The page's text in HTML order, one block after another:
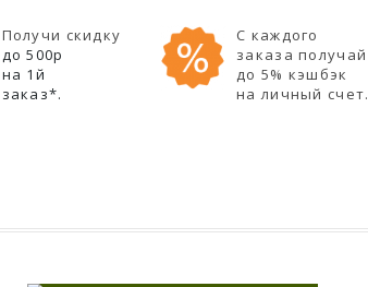
Получи скидку
до 500р
на 1й
заказ*.
С каждого
заказа получай
до 5% кэшбэк
на личный счет.